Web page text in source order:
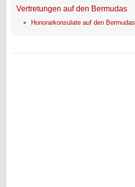
Vertretungen auf den Bermudas
Honorarkonsulate auf den Bermudas